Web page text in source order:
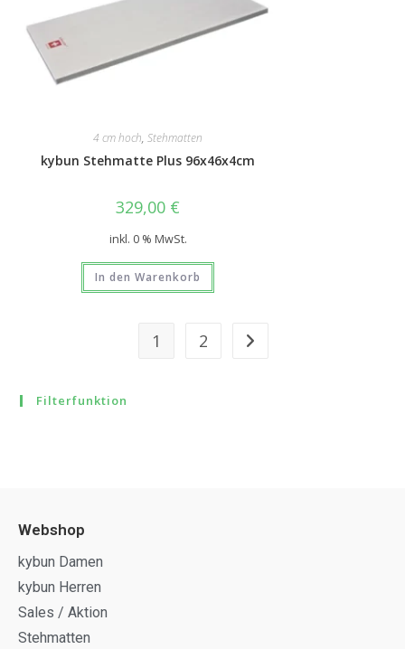
4 cm hoch,Stehmatten
kybun Stehmatte Plus 96x46x4cm
329,00 €
inkl. 0 % MwSt.
In den Warenkorb
1 2
Filterfunktion
Webshop
kybun Damen
kybun Herren
Sales / Aktion
Stehmatten